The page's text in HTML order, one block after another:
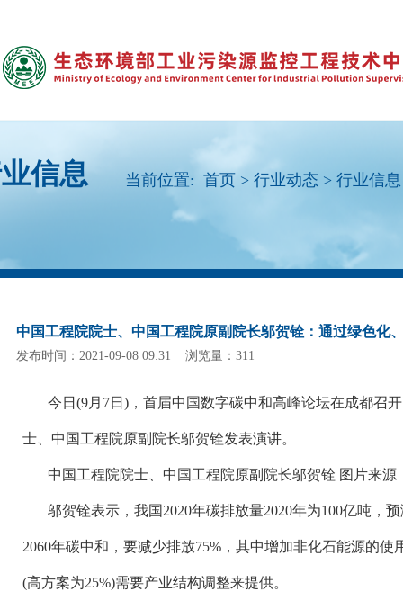
信息 当前位置: 首页 > 行业动态 > 行业信息
中国工程院院士、中国工程院原副院长邬贺铨：通过绿色化
发布时间：2021-09-08 09:31 浏览量：311
今日 (9月7日)，首届中国数字碳中和高峰论坛在成都召
士、中国工程院原副院长邬贺铨发表演讲。
中国工程院院士、中国工程院原副院长邬贺铨 图片来源
邬贺铨表示，我国 2020年碳排放量2020年为100亿吨，
2060年碳中和，要减少排放75%，其中增加非化石能源的使
(高方案为25%)需要产业结构调整来提供。